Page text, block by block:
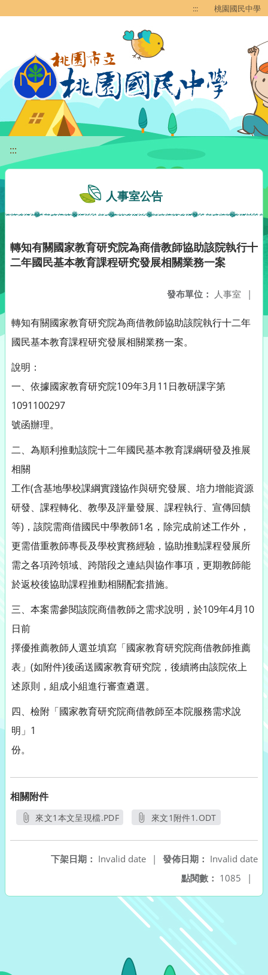
::: 桃園國民中學
:::
人事室公告
轉知有關國家教育研究院為商借教師協助該院執行十
二年國民基本教育課程研究發展相關業務一案
發布單位： 人事室 |
轉知有關國家教育研究院為商借教師協助該院執行十二年
國民基本教育課程研究發展相關業務一案。
說明：
一、依據國家教育研究院109年3月11日教研課字第
1091100297
號函辦理。
二、為順利推動該院十二年國民基本教育課綱研發及推展
相關
工作(含基地學校課綱實踐協作與研究發展、培力增能資源
研發、課程轉化、教學及評量發展、課程執行、宣傳回饋
等)，該院需商借國民中學教師1名，除完成前述工作外，
更需借重教師專長及學校實務經驗，協助推動課程發展所
需之各項跨領域、跨階段之連結與協作事項，更期教師能
於返校後協助課程推動相關配套措施。
三、本案需參閱該院商借教師之需求說明，於109年4月10
日前
擇優推薦教師人選並填寫「國家教育研究院商借教師推薦
表」(如附件)後函送國家教育研究院，後續將由該院依上
述原則，組成小組進行審查遴選。
四、檢附「國家教育研究院商借教師至本院服務需求說
明」1
份。
相關附件
來文1本文呈現檔.PDF
來文1附件1.ODT
發佈日期： Invalid date
下架日期： Invalid date
|
點閱數： 1085 |